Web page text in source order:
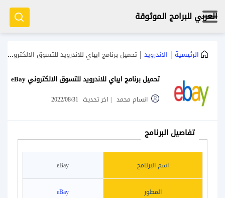
العربي للبرامج الموثوقة
الرئيسية | الاندرويد | تحميل برنامج ايباي للاندرويد للتسوق الالكتروني eBay
تحميل برنامج ايباي للاندرويد للتسوق الالكتروني eBay
انسام محمد | اخر تحديث 2022/08/31
تفاصيل البرنامج
اسم البرنامج eBay
المطور eBay